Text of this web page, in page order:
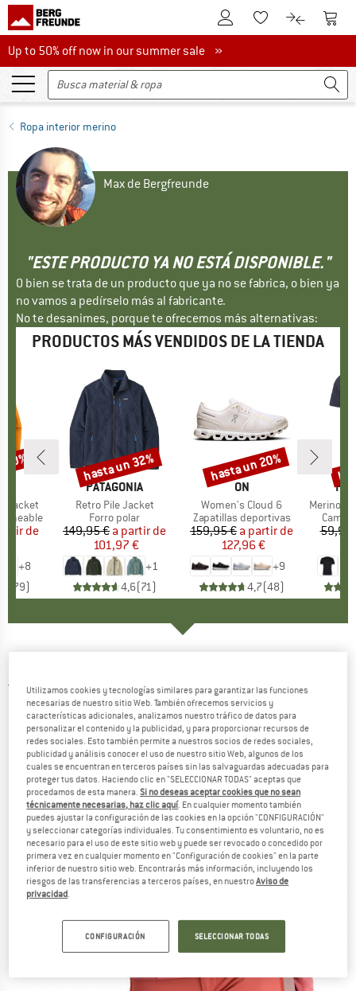
A la cuenta de cliente
A la lista de
A la A la
Up to 50% off now in our summer sale
Up to 50% off now in our summer sale »
Ropa interior merino
Max de Bergfreunde
"ESTE PRODUCTO YA NO ESTÁ DISPONIBLE."
O bien se trata de un producto que ya no se fabrica, o bien ya
no vamos a pedírselo más al fabricante.
No te desanimes, porque te ofrecemos más alternativas:
PRODUCTOS MÁS VENDIDOS DE LA TIENDA
Jacket
reducido
de
+8
79)
MARCA
PATAGONIA
Artículo
Retro Pile Jacket
Product group
Forro polar
Precio
149,95 € Precio reducido
a partir de
101,97 €
+1
4,6(71)
Descuento
hasta un 32%
MARCA
ON
Artículo
Women's Cloud 6
Product group
Zapatillas deportivas
Precio
159,95 € Precio reducido
a partir de
127,96 €
+9
4,7(48)
Descuento
hasta un 20%
Artículo
MerinoMix150
59,95
5,0(1)
Utilizamos cookies y tecnologías similares para garantizar las funciones
necesarias de nuestro sitio Web. También ofrecemos servicios y
características adicionales, analizamos nuestro tráfico de datos para
personalizar el contenido y la publicidad, y para proporcionar recursos de
redes sociales. Esto también permite a nuestros socios de redes sociales,
publicidad y análisis conocer el uso de nuestro sitio Web, algunos de los
cuales se encuentran en terceros países sin las salvaguardas adecuadas para
proteger tus datos. Haciendo clic en "SELECCIONAR TODAS" aceptas que
procedamos de esta manera.Si no deseas aceptar cookies que no sean
técnicamente necesarias, haz clic aquí. En cualquier momento también
puedes ajustar la configuración de las cookies en la opción "CONFIGURACIÓN"
y seleccionar categorías individuales. Tu consentimiento es voluntario, no es
necesario para el uso de este sitio web y puede ser revocado o concedido por
primera vez en cualquier momento en "Configuración de cookies" en la parte
inferior de nuestro sitio web. Encontrarás más información, incluyendo los
riesgos de las transferencias a terceros países, en nuestroAviso de
privacidad.
CONFIGURACIÓN SELECCIONAR TODAS